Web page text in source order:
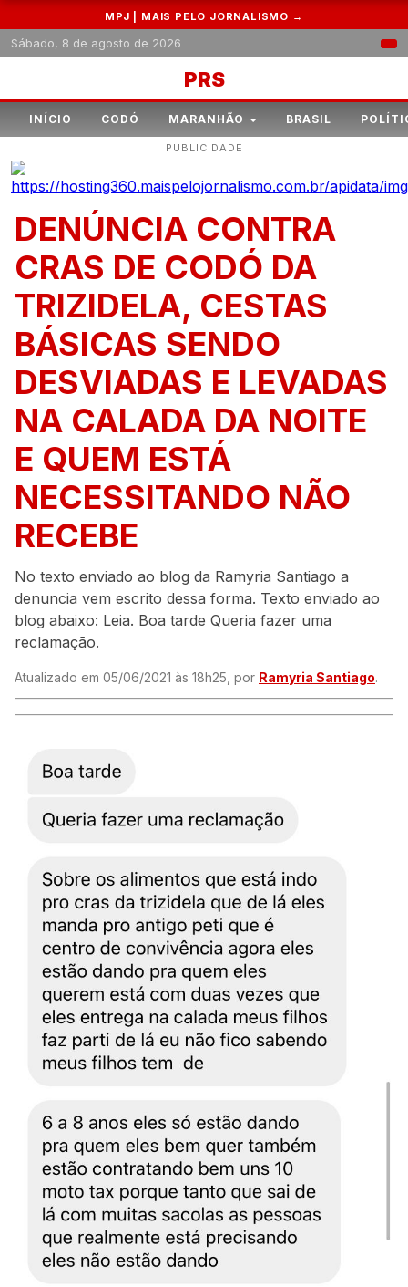
MPJ | MAIS PELO JORNALISMO →
Sábado, 8 de agosto de 2026
PRS
INÍCIO CODÓ MARANHÃO BRASIL
PUBLICIDADE
DENÚNCIA CONTRA
CRAS DE CODÓ DA
TRIZIDELA, CESTAS
BÁSICAS SENDO
DESVIADAS E LEVADAS
NA CALADA DA NOITE
E QUEM ESTÁ
NECESSITANDO NÃO
RECEBE
No texto enviado ao blog da Ramyria Santiago a
denuncia vem escrito dessa forma. Texto enviado ao
blog abaixo: Leia. Boa tarde Queria fazer uma
reclamação.
Atualizado em 05/06/2021 às 18h25, por Ramyria Santiago.